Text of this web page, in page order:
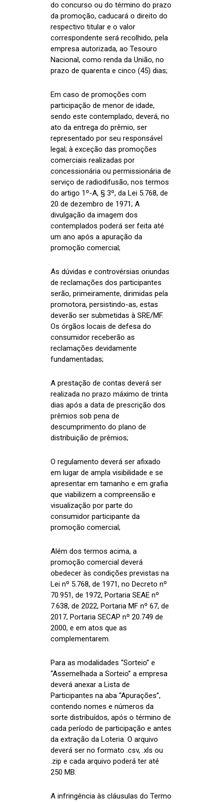
do concurso ou do término do prazo
da promoção, caducará o direito do
respectivo titular e o valor
correspondente será recolhido, pela
empresa autorizada, ao Tesouro
Nacional, como renda da União, no
prazo de quarenta e cinco (45) dias;
Em caso de promoções com
participação de menor de idade,
sendo este contemplado, deverá, no
ato da entrega do prêmio, ser
representado por seu responsável
legal; à exceção das promoções
comerciais realizadas por
concessionária ou permissionária de
serviço de radiodifusão, nos termos
do artigo 1º-A, § 3º, da Lei 5.768, de
20 de dezembro de 1971; A
divulgação da imagem dos
contemplados poderá ser feita até
um ano após a apuração da
promoção comercial;
As dúvidas e controvérsias oriundas
de reclamações dos participantes
serão, primeiramente, dirimidas pela
promotora, persistindo-as, estas
deverão ser submetidas à SRE/MF.
Os órgãos locais de defesa do
consumidor receberão as
reclamações devidamente
fundamentadas;
A prestação de contas deverá ser
realizada no prazo máximo de trinta
dias após a data de prescrição dos
prêmios sob pena de
descumprimento do plano de
distribuição de prêmios;
O regulamento deverá ser afixado
em lugar de ampla visibilidade e se
apresentar em tamanho e em grafia
que viabilizem a compreensão e
visualização por parte do
consumidor participante da
promoção comercial;
Além dos termos acima, a
promoção comercial deverá
obedecer às condições previstas na
Lei nº 5.768, de 1971, no Decreto nº
70.951, de 1972, Portaria SEAE nº
7.638, de 2022, Portaria MF nº 67, de
2017, Portaria SECAP nº 20.749 de
2000, e em atos que as
complementarem.
Para as modalidades “Sorteio” e
“Assemelhada a Sorteio” a empresa
deverá anexar a Lista de
Participantes na aba “Apurações”,
contendo nomes e números da
sorte distribuídos, após o término de
cada período de participação e antes
da extração da Loteria. O arquivo
deverá ser no formato .csv, .xls ou
.zip e cada arquivo poderá ter até
250 MB.
A infringência às cláusulas do Termo